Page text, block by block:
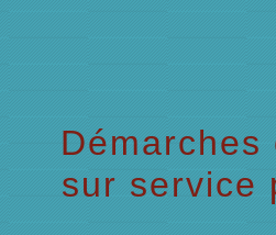
Démarches
sur service